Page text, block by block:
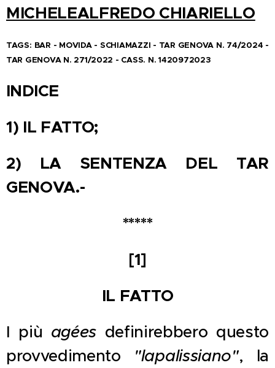
MICHELEALFREDO CHIARIELLO
TAGS: BAR - MOVIDA - SCHIAMAZZI - TAR GENOVA N. 74/2024 -
TAR GENOVA N. 271/2022 - CASS. N. 1420972023
INDICE
1) IL FATTO;
2) LA SENTENZA DEL TAR
GENOVA.-
*****
[1]
IL FATTO
I più agées definirebbero questo
provvedimento "lapalissiano", la